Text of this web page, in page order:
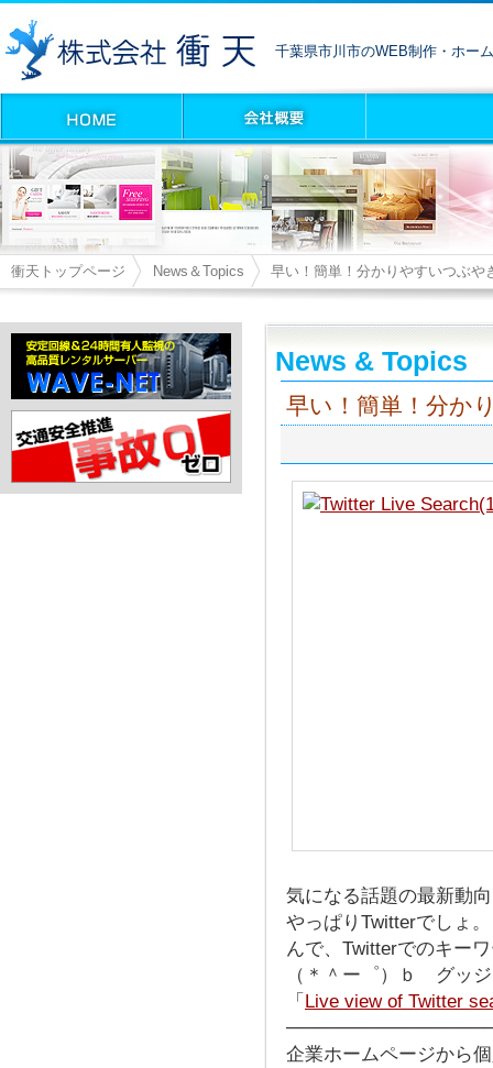
千葉県市川市のWEB制作・ホー
衝天トップページ News＆Topics 早い！簡単！分かりやすいつぶや
News & Topics
早い！簡単！分か
気になる話題の最新動
やっぱりTwitterでしょ。
んで、Twitterでのキー
（＊＾ー゜）ｂ グ
「 Live view of Twitter
企業ホームページから